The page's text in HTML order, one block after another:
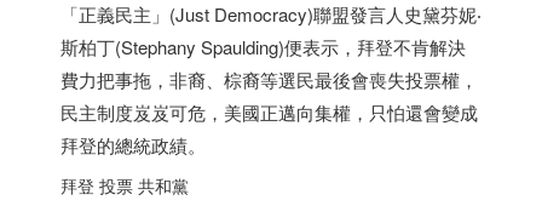
「正義民主」(Just Democracy)聯盟發言人史黛芬妮‧
斯柏丁(Stephany Spaulding)便表示，拜登不肯解決
費力把事拖，非裔、棕裔等選民最後會喪失投票權，
民主制度岌岌可危，美國正邁向集權，只怕還會變成
拜登的總統政績。
拜登 投票 共和黨